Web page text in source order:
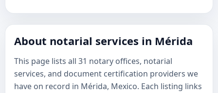
About notarial services in Mérida
This page lists all 31 notary offices, notarial
services, and document certification providers we
have on record in Mérida, Mexico. Each listing links